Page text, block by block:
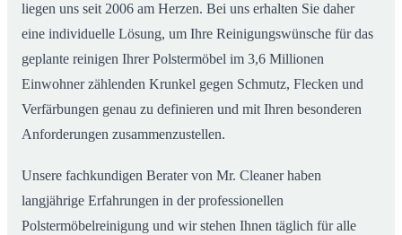
liegen uns seit 2006 am Herzen. Bei uns erhalten Sie daher
eine individuelle Lösung, um Ihre Reinigungswünsche für das
geplante reinigen Ihrer Polstermöbel im 3,6 Millionen
Einwohner zählenden Krunkel gegen Schmutz, Flecken und
Verfärbungen genau zu definieren und mit Ihren besonderen
Anforderungen zusammenzustellen.
Unsere fachkundigen Berater von Mr. Cleaner haben
langjährige Erfahrungen in der professionellen
Polstermöbelreinigung und wir stehen Ihnen täglich für alle